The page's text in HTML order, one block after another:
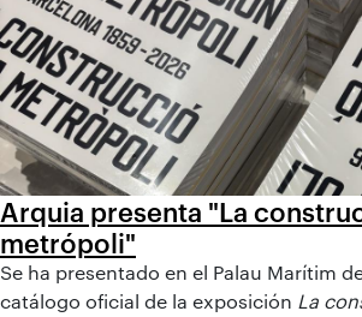
Arquia presenta "La
metrópoli"
Se ha presentado en el Palau Marítim
catálogo oficial de la exposición La